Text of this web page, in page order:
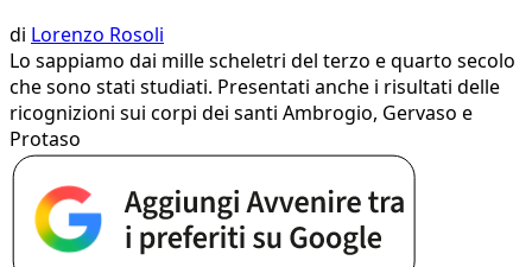
di Lorenzo Rosoli
Lo sappiamo dai mille scheletri del terzo e quarto secolo
che sono stati studiati. Presentati anche i risultati delle
ricognizioni sui corpi dei santi Ambrogio, Gervaso e
Protaso